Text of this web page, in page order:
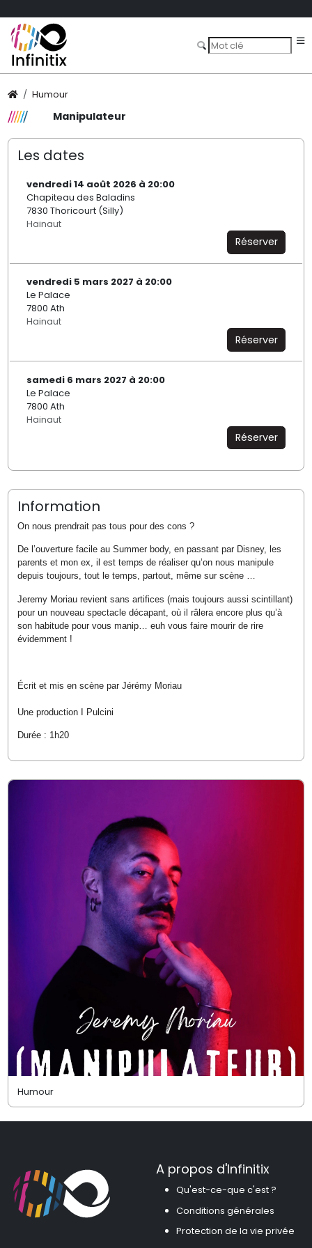
Humour
Manipulateur
Les dates
vendredi 14 août 2026 à 20:00
Chapiteau des Baladins
7830 Thoricourt (Silly)
Hainaut
Réserver
vendredi 5 mars 2027 à 20:00
Le Palace
7800 Ath
Hainaut
Réserver
samedi 6 mars 2027 à 20:00
Le Palace
7800 Ath
Hainaut
Réserver
Information
On nous prendrait pas tous pour des cons ?
De l’ouverture facile au Summer body, en passant par Disney, les
parents et mon ex, il est temps de réaliser qu’on nous manipule
depuis toujours, tout le temps, partout, même sur scène …
Jeremy Moriau revient sans artifices (mais toujours aussi scintillant)
pour un nouveau spectacle décapant, où il râlera encore plus qu’à
son habitude pour vous manip… euh vous faire mourir de rire
évidemment !
Écrit et mis en scène par Jérémy Moriau
Une production I Pulcini
Durée : 1h20
Humour
A propos d'Infinitix
Qu'est-ce-que c'est ?
Conditions générales
Protection de la vie privée